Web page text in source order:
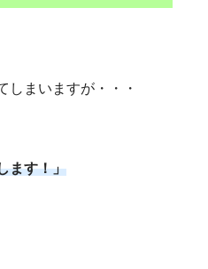
しまいますが・・・
ます！」